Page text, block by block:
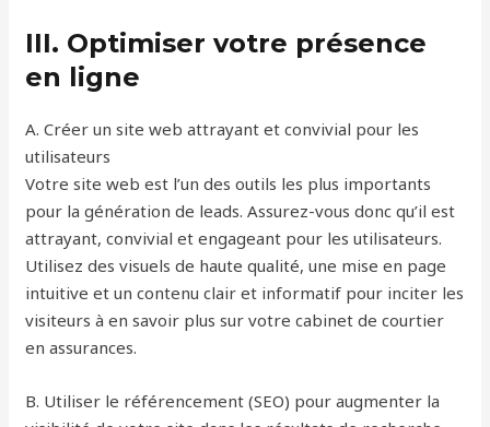
III. Optimiser votre présence
en ligne
A. Créer un site web attrayant et convivial pour les
utilisateurs
Votre site web est l’un des outils les plus importants
pour la génération de leads. Assurez-vous donc qu’il est
attrayant, convivial et engageant pour les utilisateurs.
Utilisez des visuels de haute qualité, une mise en page
intuitive et un contenu clair et informatif pour inciter les
visiteurs à en savoir plus sur votre cabinet de courtier
en assurances.
B. Utiliser le référencement (SEO) pour augmenter la